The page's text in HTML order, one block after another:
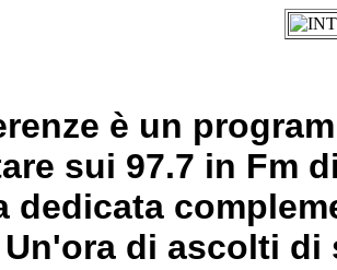
è un
sui 97.7 in Fm
dedicata
di ascolti